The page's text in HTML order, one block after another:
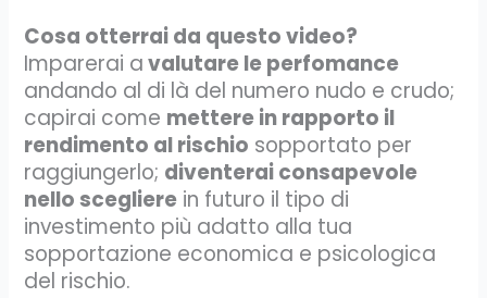
Cosa otterrai da questo video?
Imparerai avalutare le perfomance
andando al di là del numero nudo e crudo;
capirai come mettere in rapporto il
rendimento al rischio sopportato per
raggiungerlo; diventerai consapevole
nello scegliere in futuro il tipo di
investimento più adatto alla tua
sopportazione economica e psicologica
del rischio.